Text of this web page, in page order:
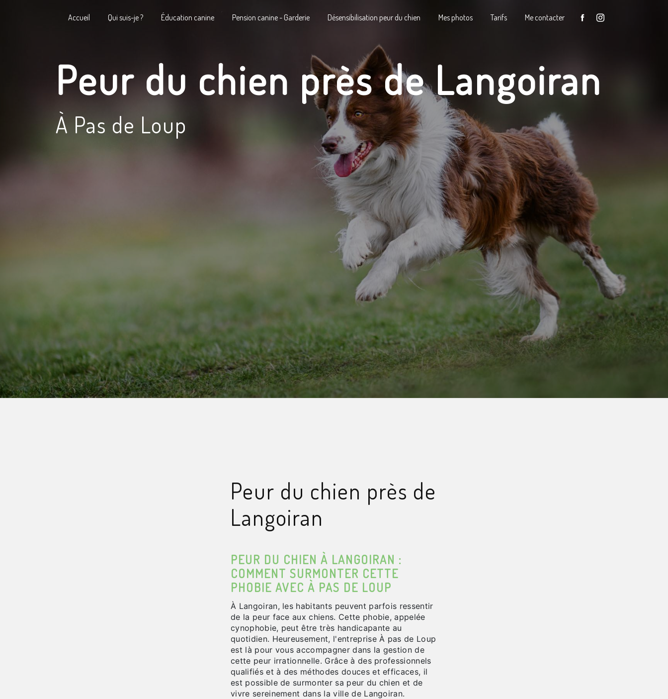
Accueil Qui suis-je ? Éducation canine Pension canine - Garderie Désensibilisation peur du chien Mes photos Tarifs Me contacter
Peur du chien près de Langoiran
À Pas de Loup
Peur du chien près de
Langoiran
PEUR DU CHIEN À LANGOIRAN :
COMMENT SURMONTER CETTE
PHOBIE AVEC À PAS DE LOUP
À Langoiran, les habitants peuvent parfois ressentir
de la peur face aux chiens. Cette phobie, appelée
cynophobie, peut être très handicapante au
quotidien. Heureusement, l'entreprise À pas de Loup
est là pour vous accompagner dans la gestion de
cette peur irrationnelle. Grâce à des professionnels
qualifiés et à des méthodes douces et efficaces, il
est possible de surmonter sa peur du chien et de
vivre sereinement dans la ville de Langoiran.